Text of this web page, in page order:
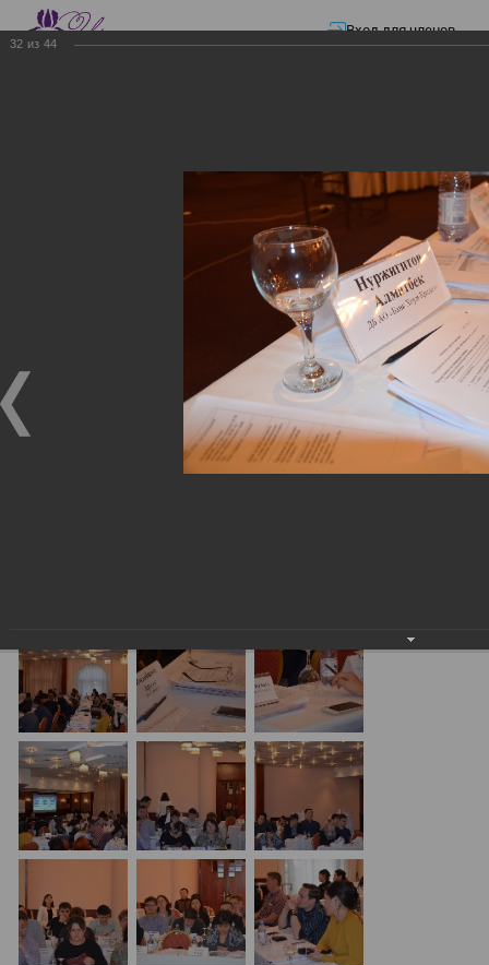
Вход для членов
ЭЛЕКТРОННЫЕ СЧЕТА-ФАКТУРЫ.
ЭЛЕКТРОННЫЕ СЧЕТА-
ФАКТУРЫ. ВИРТУАЛЬНЫЙ
ЭЛЕКТРОННЫЕ СЧЕТА-ФАКТУРЫ. ВИРТУАЛЬНЫЙ
СКЛАД.
Семинар с КГД и разработчиками
32 из 44